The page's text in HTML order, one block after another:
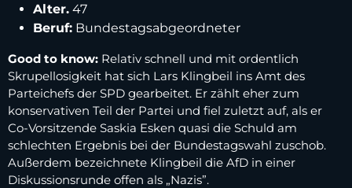
Alter. 47
Beruf: Bundestagsabgeordneter
Good to know: Relativ schnell und mit ordentlich
Skrupellosigkeit hat sich Lars Klingbeil ins Amt des
Parteichefs der SPD gearbeitet. Er zählt eher zum
konservativen Teil der Partei und fiel zuletzt auf, als er
Co-Vorsitzende Saskia Esken quasi die Schuld am
schlechten Ergebnis bei der Bundestagswahl zuschob.
Außerdem bezeichnete Klingbeil die AfD in einer
Diskussionsrunde offen als „Nazis”.